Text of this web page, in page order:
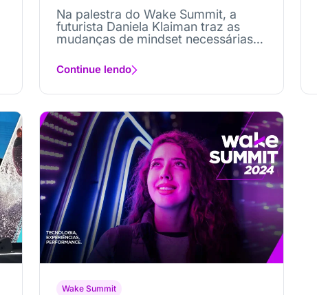
Na palestra do Wake Summit, a
futurista Daniela Klaiman traz as
mudanças de mindset necessárias
Continue lendo
Wake Summit